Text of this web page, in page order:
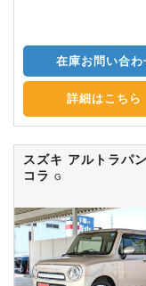
在庫お問い合わ
詳細はこちら
スズキ アルトラパ
コラ
G